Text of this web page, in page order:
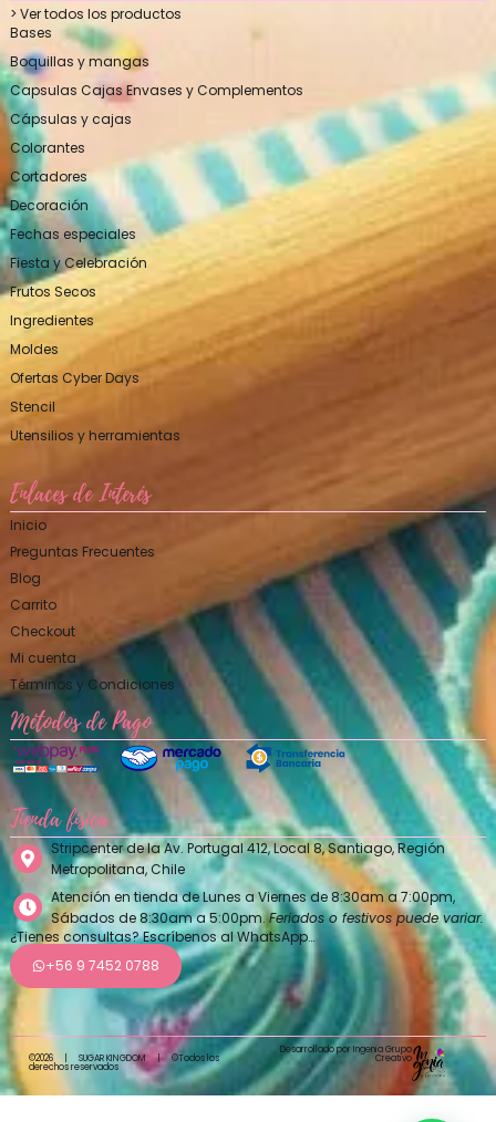
> Ver todos los productos
Bases
Boquillas y mangas
Capsulas Cajas Envases y Complementos
Cápsulas y cajas
Colorantes
Cortadores
Decoración
Fechas especiales
Fiesta y Celebración
Frutos Secos
Ingredientes
Moldes
Ofertas Cyber Days
Stencil
Utensilios y herramientas
Enlaces de Interés
Inicio
Preguntas Frecuentes
Blog
Carrito
Checkout
Mi cuenta
Términos y Condiciones
Métodos de Pago
Tienda física
Stripcenter de la Av. Portugal 412, Local 8, Santiago, Región
Metropolitana, Chile
Atención en tienda de Lunes a Viernes de 8:30am a 7:00pm,
Sábados de 8:30am a 5:00pm.Feriados o festivos puede variar.
¿Tienes consultas? Escríbenos al WhatsApp…
+56 9 7452 0788
©2026 SUGAR KINGDOM | ©Todos los
derechos reservados
Desarrollado por Ingenia Grupo
Creativo